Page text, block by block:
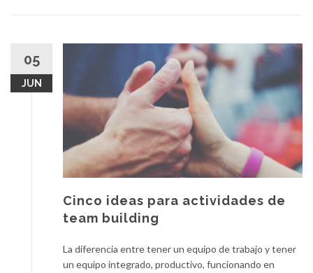
05
JUN
Cinco ideas para actividades de
team building
La diferencia entre tener un equipo de trabajo y tener
un equipo integrado, productivo, funcionando en